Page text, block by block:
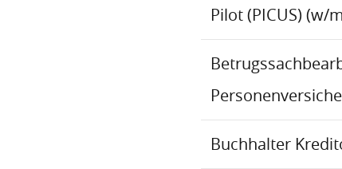
Pilot (PICUS) (w/
Buchhalter